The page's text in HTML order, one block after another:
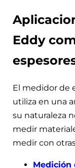
Eddy
El medidor de
utiliza en una
su naturaleza
medir
medir con
Medición